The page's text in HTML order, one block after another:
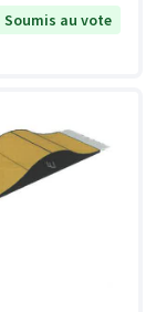
Soumis au vote